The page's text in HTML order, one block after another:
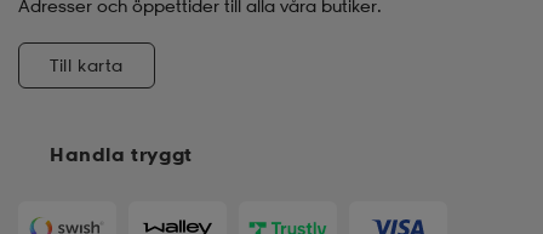
Handla tryggt
Adresser och öppettider till alla våra butiker.
Till karta